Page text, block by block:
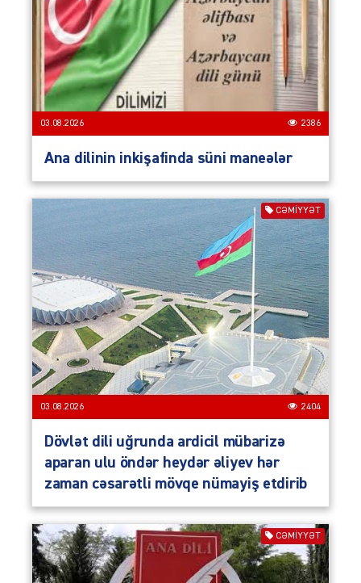
03.08.2026 2386
Ana dilinin inkişafinda süni maneələr
CƏMIYYƏT
03.08.2026 2404
Dövlət dili uğrunda ardicil mübarizə
aparan ulu öndər heydər əliyev hər
zaman cəsarətli mövqe nümayiş etdirib
CƏMIYYƏT